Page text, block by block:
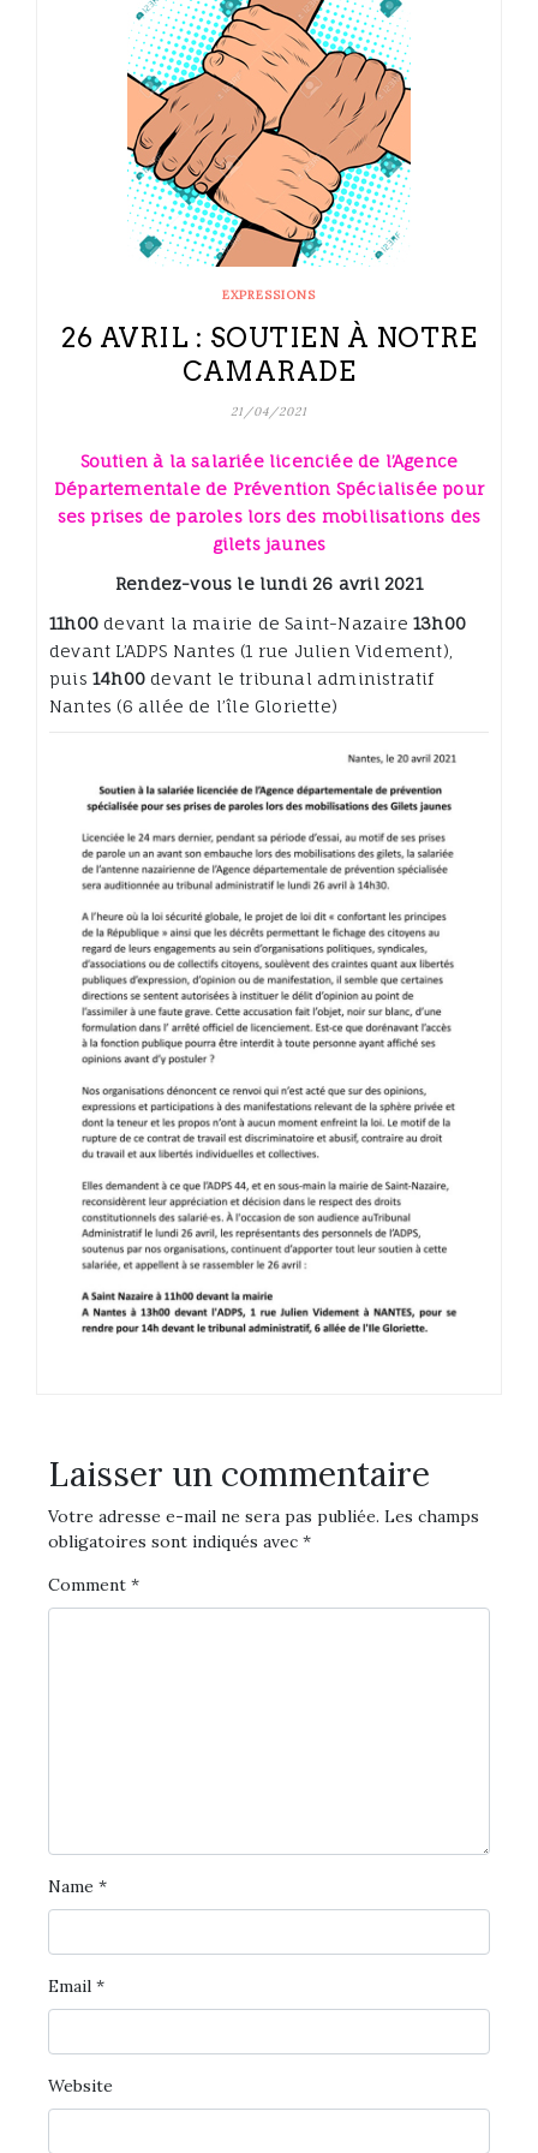
EXPRESSIONS
26 AVRIL : SOUTIEN À NOTRE
CAMARADE
21/04/2021
Soutien à la salariée licenciée de l’Agence
Départementale de Prévention Spécialisée pour
ses prises de paroles lors des mobilisations des
gilets jaunes
Rendez-vous le lundi 26 avril 2021
11h00 devant la mairie de Saint-Nazaire 13h00
devant L’ADPS Nantes (1 rue Julien Videment),
puis 14h00 devant le tribunal administratif
Nantes (6 allée de l’île Gloriette)
Laisser un commentaire
Votre adresse e-mail ne sera pas publiée. Les champs
obligatoires sont indiqués avec *
Comment *
Name *
Email *
Website